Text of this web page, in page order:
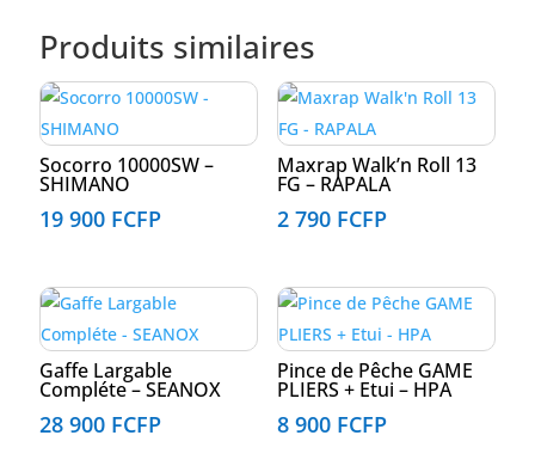
Produits similaires
Socorro 10000SW –
SHIMANO
19 900 FCFP
Maxrap Walk’n Roll 13
FG – RAPALA
2 790 FCFP
Gaffe Largable
Compléte – SEANOX
28 900 FCFP
Pince de Pêche GAME
PLIERS + Etui – HPA
8 900 FCFP